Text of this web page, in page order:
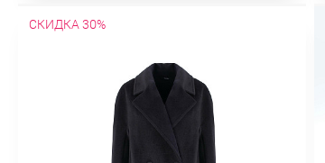
СКИДКА 30%